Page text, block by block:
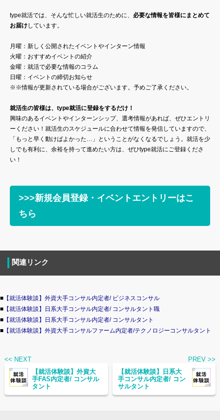
type就活では、そんな忙しい就活生のために、 必要な情報を皆様にまとめて
お届けしています。
月曜：新しく公開されたイベントやインターン情報
火曜：おすすめイベントの紹介
金曜：就活で必要な情報のコラム
日曜：イベントの締切お知らせ
※※情報が更新されている場合がございます。予めご了承ください。
就活生の皆様は、type就活に登録をするだけ！
興味のあるイベントやインターンシップ、選考情報があれば、ぜひエントリ
ーください！就活生のスケジュールに合わせて情報を発信していますので、
「もっと早く動けばよかった…」ということがなくなるでしょう。就活を少
しでも有利に、余裕を持って進めたい方は、ぜひtype就活にご登録くださ
い！
>>>新規会員登録・イベントエントリーはこ
ちら
関連リンク
■ 【就活体験談】外資大手コンサル内定者/ ビジネスコンサル
■ 【就活体験談】日系大手コンサル内定者/ コンサルタント職
■ 【就活体験談】日系大手コンサル内定者/ コンサルタント
■ 【就活体験談】外資大手コンサルファーム内定者/テクノロジーコンサルタント
<< NEXT
【就活体験談】外資大
手FAS内定者/ コンサル
タント
PREV >>
【就活体験談】日系大
手コンサル内定者/ コン
サルタント